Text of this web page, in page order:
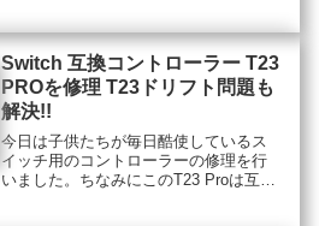
ットごと新しいパーツに交換するのが
一般的な修理らしい。でもそれって、
あくまでも部品交換なわけであって本
当の意味で修理じゃないような気
が・・・
Switch 互換コントローラー T23
PROを修理 T23ドリフト問題も
解決!!
今日は子供たちが毎日酷使しているス
イッチ用のコントローラーの修理を行
いました。ちなみにこのT23 Proは互換